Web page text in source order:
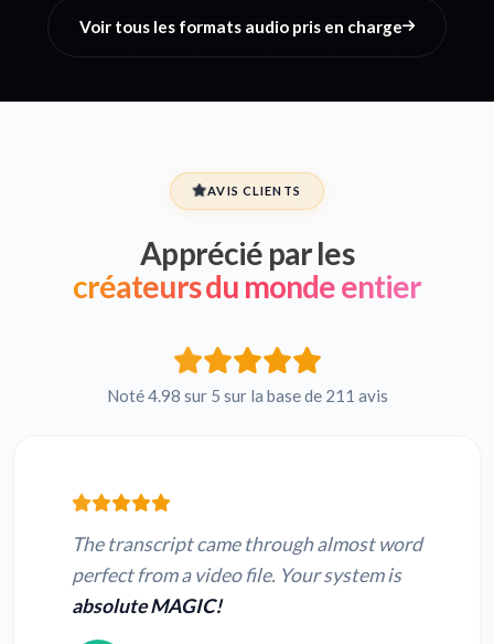
Voir tous les formats audio pris en charge
AVIS CLIENTS
Apprécié par les
créateurs du monde entier
Noté 4.98 sur 5 sur la base de 211 avis
The transcript came through almost word
perfect from a video file. Your system is
absolute MAGIC!